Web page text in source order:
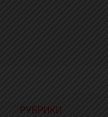
РУБРИКИ